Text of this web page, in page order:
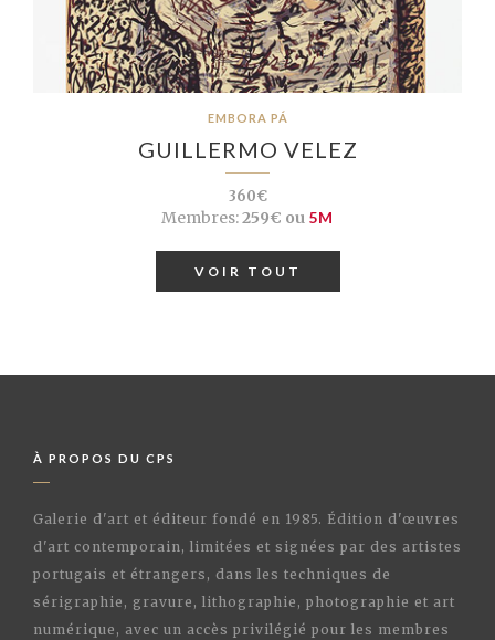
EMBORA PÁ
GUILLERMO VELEZ
360€
Membres:259€ ou 5M
VOIR TOUT
À PROPOS DU CPS
Galerie d'art et éditeur fondé en 1985. Édition d'œuvres
d'art contemporain, limitées et signées par des artistes
portugais et étrangers, dans les techniques de
sérigraphie, gravure, lithographie, photographie et art
numérique, avec un accès privilégié pour les membres